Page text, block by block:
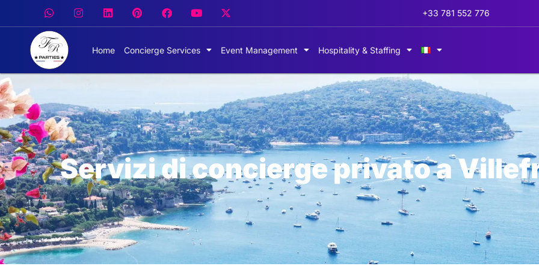
+33 781 552 776
Home Concierge Services Event Management Hospitality & Staffing
Servizi di concierge privato a